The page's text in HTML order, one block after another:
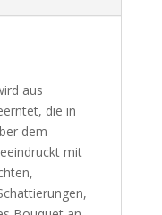
aus
die in
dem
mit